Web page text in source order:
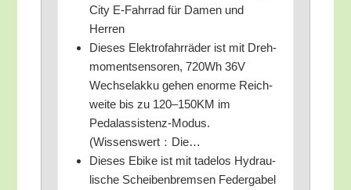
City E‑Fahrrad für Damen und
Herren
Die­ses Elek­tro­fahr­rä­der ist mit Dreh­
mo­ment­sen­so­ren, 720Wh 36V
Wech­sel­ak­ku gehen enor­me Reich­
wei­te bis zu 120–150KM im
Pedalas­sis­tenz-Modus.
(Wissenswert：Die…
Die­ses Ebike ist mit tade­los Hydrau­
li­sche Schei­ben­brem­sen Feder­ga­bel